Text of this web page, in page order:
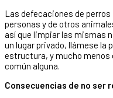
Las defecaciones de perros
personas y de otros
así que limpiar las mismas
un lugar privado, llámese la
estructura, y mucho menos
común alguna.
Consecuencias de no ser